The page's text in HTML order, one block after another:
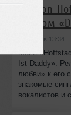
Marlon
альбом
сегодня в 13:34
Marlon
Ist Daddy».
любви» к его
знакомые
вокалистов и